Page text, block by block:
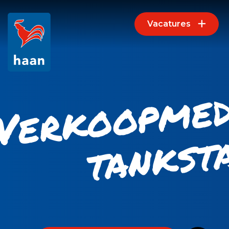
Vacatures